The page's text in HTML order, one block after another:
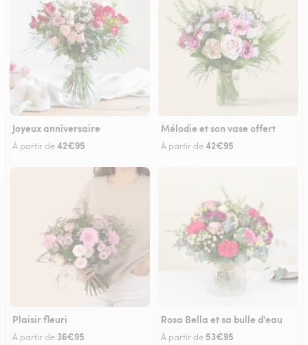
Joyeux anniversaire
À partir de42€95
Mélodie et son vase offert
À partir de42€95
Plaisir fleuri
À partir de 36€95
Rosa Bella et sa bulle d'eau
À partir de 53€95